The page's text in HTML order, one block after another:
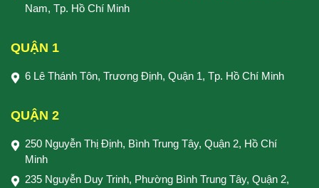
Nam, Tp. Hồ Chí Minh
QUẬN 1
6 Lê Thánh Tôn, Trương Định, Quận 1, Tp. Hồ Chí Minh
QUẬN 2
250 Nguyễn Thị Định, Bình Trung Tây, Quận 2, Hồ Chí
Minh
235 Nguyễn Duy Trinh, Phường Bình Trung Tây, Quận 2,